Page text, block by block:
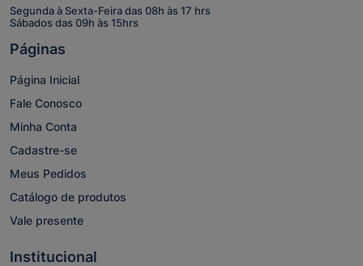
Segunda à Sexta-Feira das 08h às 17 hrs
Sábados das 09h às 15hrs
Páginas
Página Inicial
Fale Conosco
Minha Conta
Cadastre-se
Meus Pedidos
Catálogo de produtos
Vale presente
Institucional